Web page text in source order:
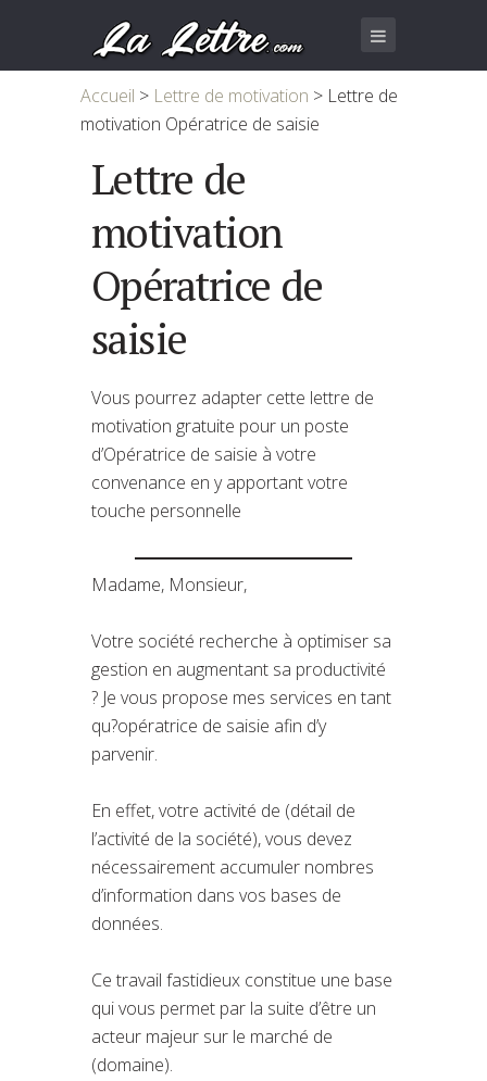
Accueil > Lettre de motivation > Lettre de
motivation Opératrice de saisie
Lettre de
motivation
Opératrice de
saisie
Vous pourrez adapter cette lettre de
motivation gratuite pour un poste
d’Opératrice de saisie à votre
convenance en y apportant votre
touche personnelle
Madame, Monsieur,
Votre société recherche à optimiser sa
gestion en augmentant sa productivité
? Je vous propose mes services en tant
qu?opératrice de saisie afin d’y
parvenir.
En effet, votre activité de (détail de
l’activité de la société), vous devez
nécessairement accumuler nombres
d’information dans vos bases de
données.
Ce travail fastidieux constitue une base
qui vous permet par la suite d’être un
acteur majeur sur le marché de
(domaine).